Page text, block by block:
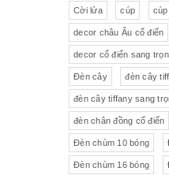
Sứ hồng
Ấm chén sứ Tiệp
Sữa
Tượng đồng
Độc bình
L'art Bronze Qualité
Karlovy Vary
Cời lửa cúp
decor châu Âu cổ điển
decor cổ điển sang
Đèn cây đèn cây
đèn cây tiffany sang
đèn chân đồng cổ điển
Đèn chùm 10 bóng
Đèn chùm 16 bóng